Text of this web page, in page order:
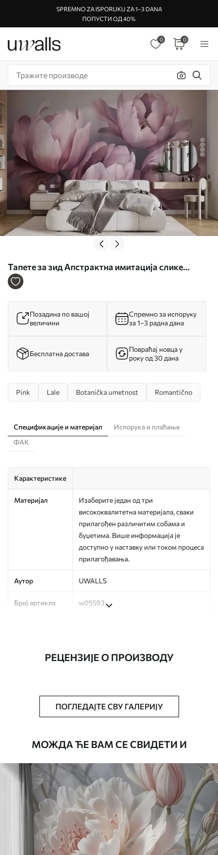
SPREMNO ZA ISPORUKU ZA 1–3 DANA
ПОПУСТИ ОД 40%
0 0
Тапете за зид Апстрактна имитација слике
тулипана бр. w05593
Позадина по вашој
величини
Спремно за испоруку
за 1–3 радна дана
Бесплатна достава
Повраћај новца у
року од 30 дана
Pink Lale Botanička umetnost Romantično
Спецификације и материјал
Испорука и плаћање
ФАК
Карактеристике
Материјал
Изаберите један од три
висококвалитетна материјала, сваки
прилагођен различитим собама и
буџетима. Више информација је
доступно у наставку или током процеса
прилагођавања.
Аутор UWALLS
Број артикла w05593
Тапета се може нежно очистити меким
сунђером. Позадине са завршном
водом.
Доступни материјали
Standard
27.00€ /m²
РЕЦЕНЗИЈЕ О ПРОИЗВОДУ
ПОГЛЕДАЈТЕ СВУ ГАЛЕРИЈУ
МОЖДА ЋЕ ВАМ СЕ СВИДЕТИ И